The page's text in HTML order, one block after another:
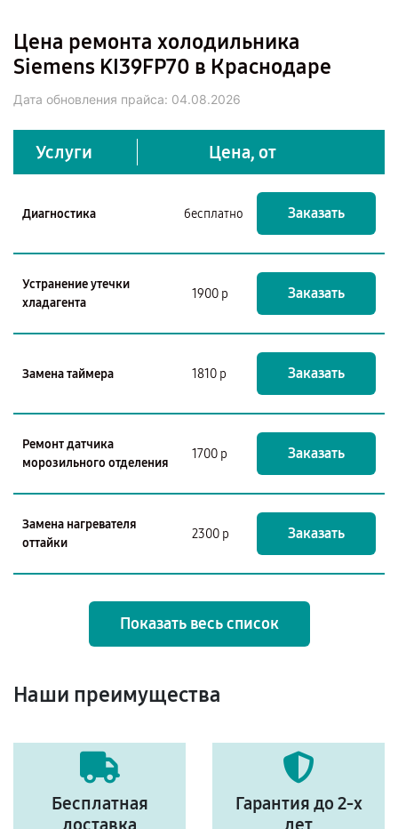
Цена ремонта холодильника
Siemens KI39FP70 в Краснодаре
Дата обновления прайса: 04.08.2026
Услуги Цена, от
Диагностика бесплатно Заказать
Устранение утечки
хладагента
1900 р Заказать
Замена таймера 1810 р Заказать
Ремонт датчика
морозильного отделения
1700 р Заказать
Замена нагревателя
оттайки
2300 р Заказать
Показать весь список
Наши преимущества
Бесплатная
доставка
Гарантия до 2-х
лет